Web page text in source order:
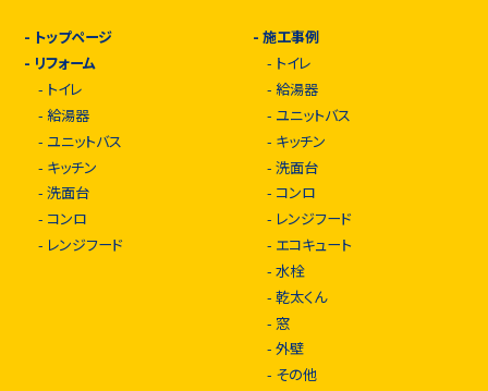
- トップページ
- リフォーム
- トイレ
- 給湯器
- ユニットバス
- キッチン
- 洗面台
- コンロ
- レンジフード
-施工事例
- トイレ
-給湯器
- ユニットバス
- キッチン
-洗面台
- コンロ
- レンジフード
- エコキュート
-水栓
-乾太くん
- 窓
-外壁
- その他